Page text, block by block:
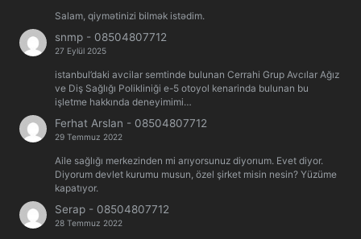
Salam, qiymətinizi bilmək istədim.
snmp - 08504807712
27 Eylül 2025
istanbul’daki avcilar semtinde bulunan Cerrahi Grup Avcılar Ağız
ve Diş Sağlığı Polikliniği e-5 otoyol kenarinda bulunan bu
işletme hakkında deneyimimi…
Ferhat Arslan - 08504807712
29 Temmuz 2022
Aile sağlığı merkezinden mi arıyorsunuz diyorıum. Evet diyor.
Diyorum devlet kurumu musun, özel şirket misin nesin? Yüzüme
kapatıyor.
Serap - 08504807712
28 Temmuz 2022